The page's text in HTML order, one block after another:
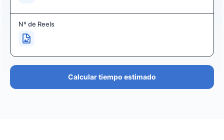
Nº de Reels
Calcular tiempo estimado